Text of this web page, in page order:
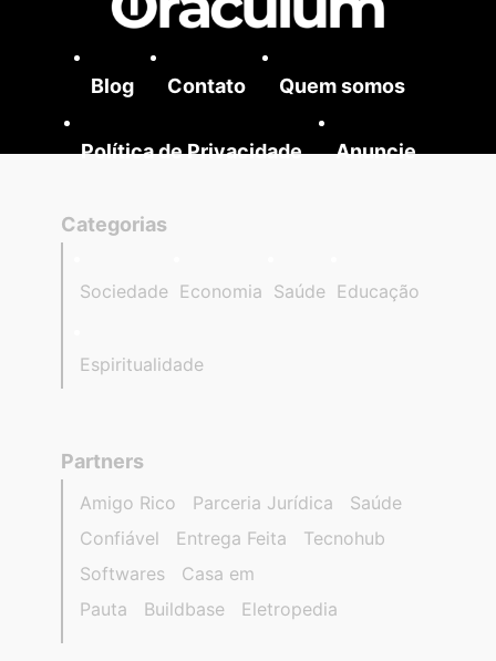
Blog Contato Quem somos
Política de Privacidade Anuncie
Categorias
Sociedade Economia Saúde Educação
Espiritualidade
Partners
Amigo Rico Parceria Jurídica
Saúde
Confiável
Entrega Feita
Tecnohub
Softwares
Casa em
Pauta
Buildbase Eletropedia